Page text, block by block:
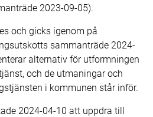
2023-09-05).
och gicks igenom på
sammanträde 2024-
alternativ för utformningen
och de utmaningar och
i kommunen står inför.
2024-04-10 att uppdra till